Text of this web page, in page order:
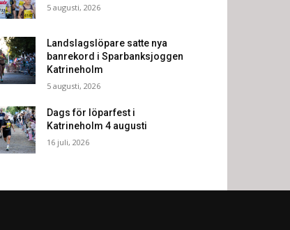
5 augusti, 2026
Landslagslöpare satte nya
banrekord i Sparbanksjoggen
Katrineholm
5 augusti, 2026
Dags för löparfest i
Katrineholm 4 augusti
16 juli, 2026